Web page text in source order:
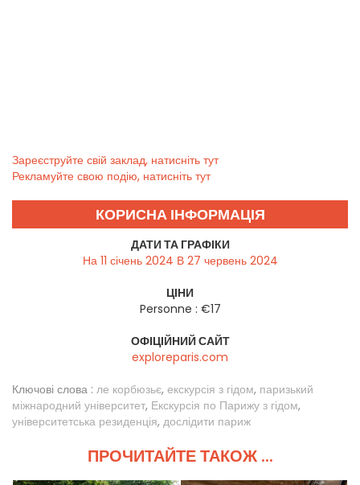
Зареєструйте свій заклад, натисніть тут
Рекламуйте свою подію, натисніть тут
КОРИСНА ІНФОРМАЦІЯ
ДАТИ ТА ГРАФІКИ
На 11 січень 2024 В 27 червень 2024
ЦІНИ
Personne : €17
ОФІЦІЙНИЙ САЙТ
exploreparis.com
Ключові слова : ле корбюзьє, екскурсія з гідом, паризький
міжнародний університет, Екскурсія по Парижу з гідом,
університетська резиденція, дослідити париж
ПРОЧИТАЙТЕ ТАКОЖ ...